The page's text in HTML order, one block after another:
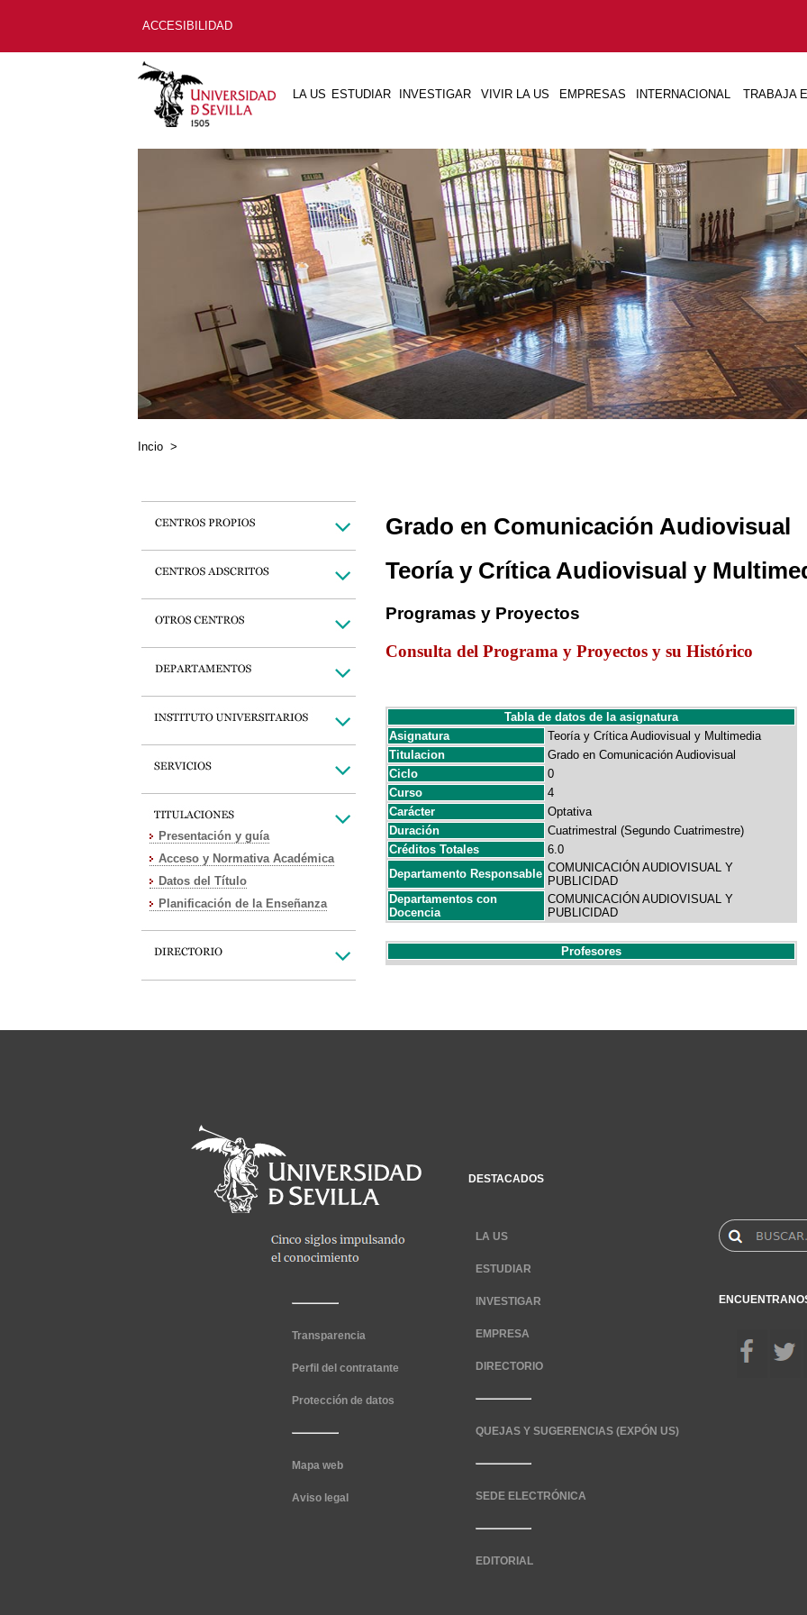
ACCESIBILIDAD
LA US ESTUDIAR INVESTIGAR VIVIR LA US EMPRESAS INTERNACIONAL TRABAJA
Incio >
Presentación y guía
Acceso y Normativa Académica
Datos del Título
Planificación de la Enseñanza
Grado en Comunicación Audiovisual
Teoría y Crítica Audiovisual y
Programas y Proyectos
Consulta del Programa y Proyectos y su Histórico
Tabla de datos de la asignatura
Asignatura
Teoría y Crítica Audiovisual y Multimedia
Titulacion
Grado en Comunicación Audiovisual
Ciclo
0
Curso
4
Carácter
Optativa
Duración
Cuatrimestral (Segundo Cuatrimestre)
Créditos Totales
6.0
Departamento Responsable COMUNICACIÓN AUDIOVISUAL Y
PUBLICIDAD
Departamentos con
Docencia
COMUNICACIÓN AUDIOVISUAL Y
PUBLICIDAD
Profesores
Transparencia
Perfil del contratante
Protección de datos
Mapa web
Aviso legal
DESTACADOS
LA US
ESTUDIAR
INVESTIGAR
EMPRESA
DIRECTORIO
QUEJAS Y SUGERENCIAS (EXPÓN US)
SEDE ELECTRÓNICA
EDITORIAL